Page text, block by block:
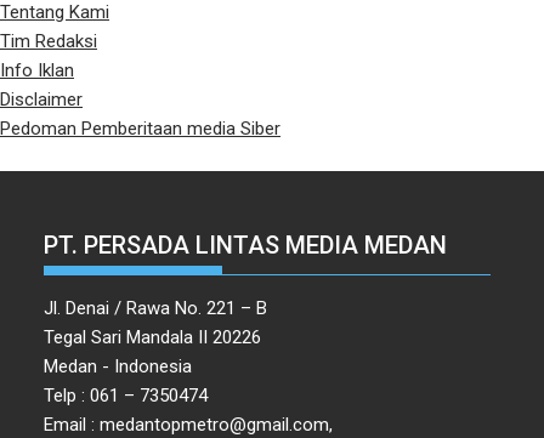
Tentang Kami
Tim Redaksi
Info Iklan
Disclaimer
Pedoman Pemberitaan media Siber
PT. PERSADA LINTAS MEDIA MEDAN
Jl. Denai / Rawa No. 221 – B
Tegal Sari Mandala II 20226
Medan - Indonesia
Telp : 061 – 7350474
Email : medantopmetro@gmail.com,